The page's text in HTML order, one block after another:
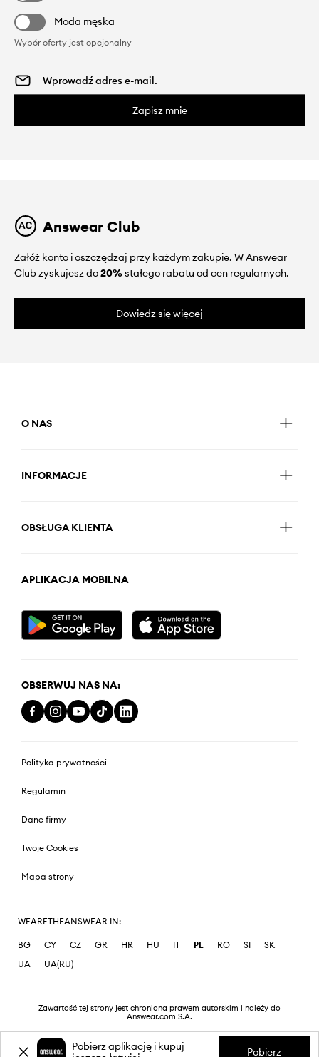
Moda męska
Wybór oferty jest opcjonalny
Zapisz mnie
Answear Club
Załóż konto i oszczędzaj przy każdym zakupie. W Answear
Club zyskujesz do20%stałego rabatu od cen regularnych.
Dowiedz się więcej
O NAS
INFORMACJE
OBSŁUGA KLIENTA
APLIKACJA MOBILNA
OBSERWUJ NAS NA:
Polityka prywatności
Regulamin
Dane firmy
Twoje Cookies
Mapa strony
WEARETHEANSWEAR IN:
BG CY CZ GR HR HU IT PL RO SI
SK
UA
UA(RU)
Zawartość tej strony jest chroniona prawem autorskim i należy do
Answear.com S.A.
Pobierz aplikację i kupuj
Pobierz